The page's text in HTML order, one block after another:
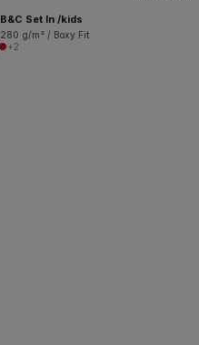
B&C Set In /kids
280 g/m² / Boxy Fit
+2